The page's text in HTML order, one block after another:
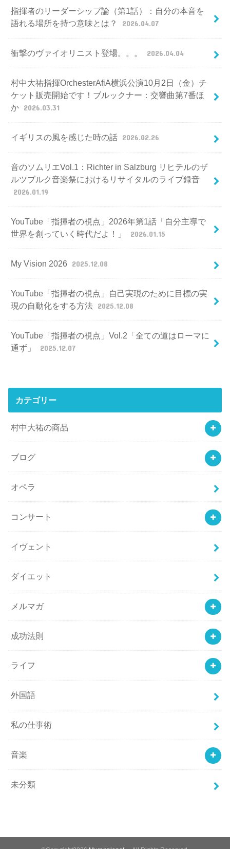
指揮者のリーダーシップ論（第1話）：自分の本音を
語れる場所を持つ意味とは？
2026.04.07
衝撃のヴァイオリニスト登場。。。 2026.04.04
村中大祐指揮OrchesterAfiA横浜公演10月2日（金）チ
ケット販売開始です！ブルックナー：交響曲第7番ほ
か 2026.03.31
イギリスの風を感じた時の話 2026.02.26
音のソムリエVol.1：Richter in Salzburg リヒテルのザ
ルツブルク音楽祭におけるリサイタルのライブ録音
2026.01.19
YouTube「指揮者の視点」2026年第1話「自分主導で
世界を創っていく時代だよ！」
2026.01.15
My Vision 2026 2025.12.08
YouTube「指揮者の視点」自己実現のために目標の実
現の自動化をする方法 2025.12.08
YouTube「指揮者の視点」Vol.2「全ての道はローマに
通ず」
2025.12.07
カテゴリー
村中大祐の商品
ブログ
オペラ
コンサート
イヴェント
ダイエット
メルマガ
成功法則
ライフ
外国語
私の仕事術
音楽
未分類